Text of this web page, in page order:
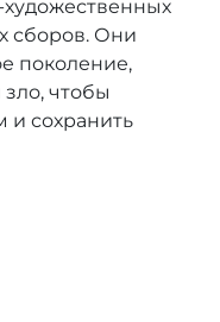
сборов. Они
поколение,
чтобы
и сохранить